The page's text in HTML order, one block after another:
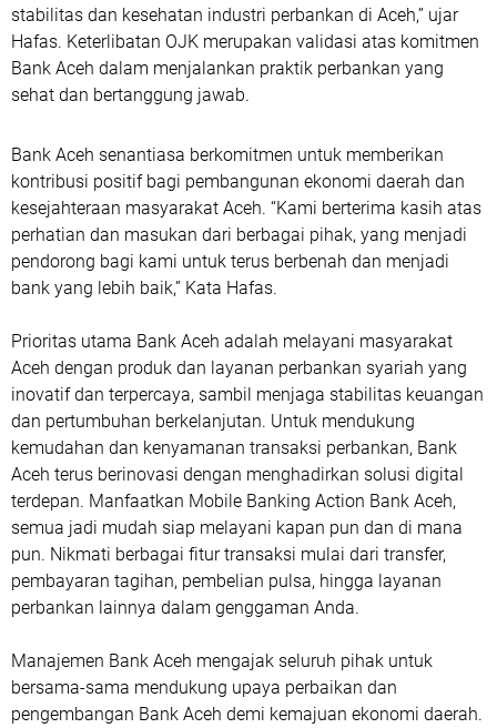
stabilitas dan kesehatan industri perbankan di Aceh,” ujar
Hafas. Keterlibatan OJK merupakan validasi atas komitmen
Bank Aceh dalam menjalankan praktik perbankan yang
sehat dan bertanggung jawab.
Bank Aceh senantiasa berkomitmen untuk memberikan
kontribusi positif bagi pembangunan ekonomi daerah dan
kesejahteraan masyarakat Aceh. “Kami berterima kasih atas
perhatian dan masukan dari berbagai pihak, yang menjadi
pendorong bagi kami untuk terus berbenah dan menjadi
bank yang lebih baik,” Kata Hafas.
Prioritas utama Bank Aceh adalah melayani masyarakat
Aceh dengan produk dan layanan perbankan syariah yang
inovatif dan terpercaya, sambil menjaga stabilitas keuangan
dan pertumbuhan berkelanjutan. Untuk mendukung
kemudahan dan kenyamanan transaksi perbankan, Bank
Aceh terus berinovasi dengan menghadirkan solusi digital
terdepan. Manfaatkan Mobile Banking Action Bank Aceh,
semua jadi mudah siap melayani kapan pun dan di mana
pun. Nikmati berbagai fitur transaksi mulai dari transfer,
pembayaran tagihan, pembelian pulsa, hingga layanan
perbankan lainnya dalam genggaman Anda.
Manajemen Bank Aceh mengajak seluruh pihak untuk
bersama-sama mendukung upaya perbaikan dan
pengembangan Bank Aceh demi kemajuan ekonomi daerah.